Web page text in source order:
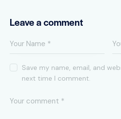
Leave a comment
Save my name, email, and
next time I comment.